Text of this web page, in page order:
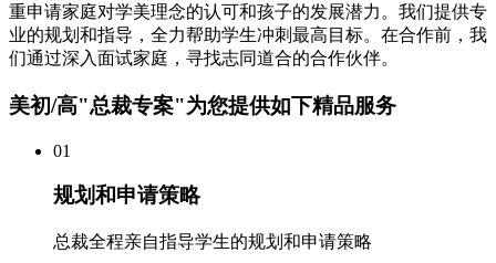
重申请家庭对学美理念的认可和孩子的发展潜力。我们提供专
业的规划和指导，全力帮助学生冲刺最高目标。在合作前，我
们通过深入面试家庭，寻找志同道合的合作伙伴。
美初/高"总裁专案"为您提供如下精品服务
01
规划和申请策略
总裁全程亲自指导学生的规划和申请策略